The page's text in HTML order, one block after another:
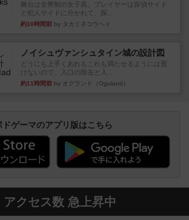
舞台は全寮制の女子高。プレイヤーは探偵サイド
と犯人サイドに分かれて、探...
約10時間前 by タカミネコウヘイ
ノイシュヴァンシュタイン城の設計図
どうにも上手くあれもこれも満たせるようには置
けないので、入口の除去と入...
約11時間前 by オグランド（Oguland）
ドゲーマのアプリ版はこちら
アクセス数 急上昇中